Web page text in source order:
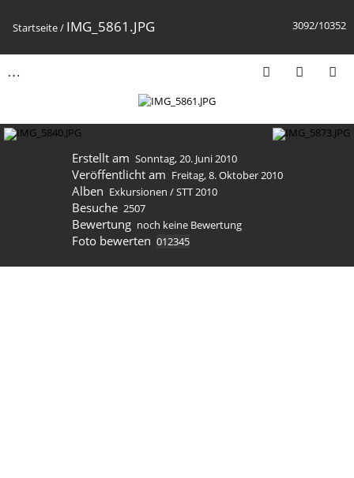
3092/10352
Startseite/ IMG_5861.JPG
Erstellt am Sonntag, 20. Juni 2010
Veröffentlicht am Freitag, 8. Oktober 2010
Alben Exkursionen /STT 2010
Besuche 2507
Bewertung noch keine Bewertung
Foto bewerten